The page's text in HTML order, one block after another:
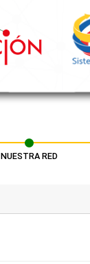
NUESTRA RED